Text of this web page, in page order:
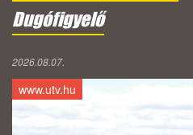
Dugófigyelő
2026.08.07.
www.utv.hu